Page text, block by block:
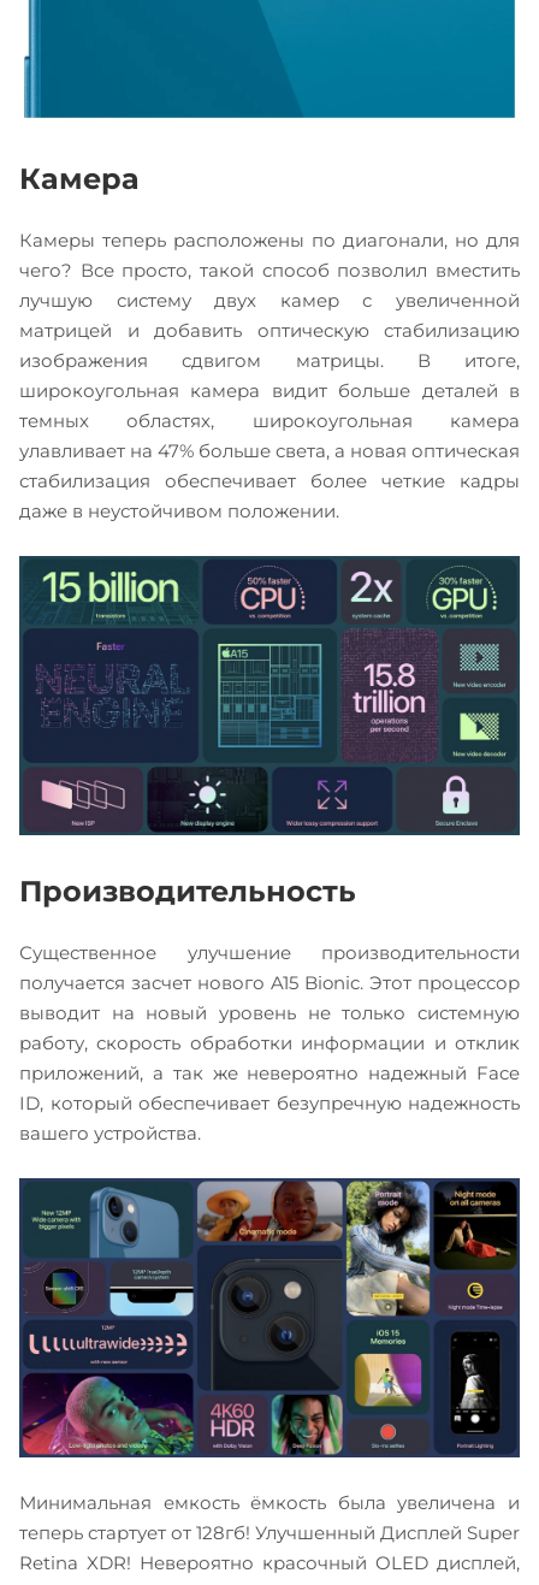
Камера
Камеры теперь расположены по диагонали, но для
чего? Все просто, такой способ позволил вместить
лучшую систему двух камер с увеличенной
матрицей и добавить оптическую стабилизацию
изображения сдвигом матрицы. В итоге,
широкоугольная камера видит больше деталей в
темных областях, широкоугольная камера
улавливает на 47% больше света, а новая оптическая
стабилизация обеспечивает более четкие кадры
даже в неустойчивом положении.
Производительность
Существенное улучшение производительности
получается засчет нового A15 Bionic. Этот процессор
выводит на новый уровень не только системную
работу, скорость обработки информации и отклик
приложений, а так же невероятно надежный Face
ID, который обеспечивает безупречную надежность
вашего устройства.
Минимальная емкость ёмкость была увеличена и
теперь стартует от 128гб! Улучшенный Дисплей Super
Retina XDR! Невероятно красочный OLED дисплей,